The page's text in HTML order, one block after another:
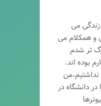
زندگی می
و همکلام می
تر شدم
بوده اند.
نداشتیم،من
دانشگاه در